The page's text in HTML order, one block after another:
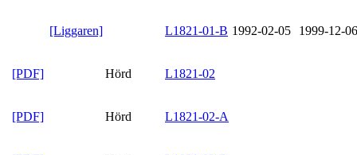
[Liggaren] L1821-01-B 1992-02-05 1999-12-06
[PDF] Hörd L1821-02
[PDF] Hörd L1821-02-A